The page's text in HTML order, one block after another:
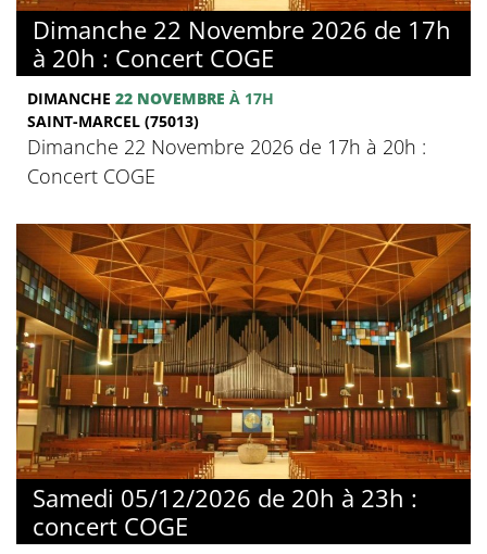
Dimanche 22 Novembre 2026 de 17h
à 20h : Concert COGE
DIMANCHE 22 NOVEMBRE À 17H
SAINT-MARCEL (75013)
Dimanche 22 Novembre 2026 de 17h à 20h :
Concert COGE
Samedi 05/12/2026 de 20h à 23h :
concert COGE